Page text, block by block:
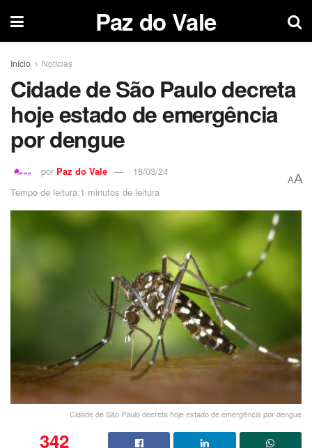
Paz do Vale
Início Notícias
Cidade de São Paulo decreta
hoje estado de emergência
por dengue
por Paz do Vale
18/03/24
Tempo de leitura:1 minutos de leitura
AA
Cidade de São Paulo decreta hoje estado de emergência por dengue
342